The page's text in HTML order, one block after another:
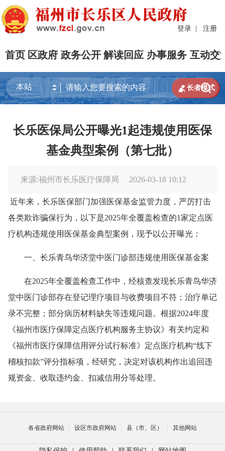
登录 | 注册
首页 区政府 政务公开 解读回应 办事服务 互动交

 长者模式
长乐医保局公开曝光1起违规使用医保
基金典型案例（第七批）
来源:福州市长乐医疗保障局 2026-03-18 10:12
近年来，长乐医保部门加强医保基金监管力度，严厉打击
各类欺诈骗保行为，以下是2025年全覆盖检查的1家定点医
疗机构违规使用医保基金典型案例，现予以公开曝光：
一、长乐青鸟华济堂中医门诊部违规使用医保基金案
在2025年全覆盖检查工作中，经核查发现长乐青鸟华济
堂中医门诊部存在登记理疗项目与收费项目不符；治疗单记
录不完整；部分病历材料缺失等违规问题。根据2024年度
《福州市医疗保障定点医疗机构服务主协议》有关约定和
《福州市医疗保障信用评分试行标准》定点医疗机构“线下
稽核扣款”评分指标项，经研究，决定对该机构作出追回违
规资金、收取违约金、扣减信用分等处理。
各省政府网站 设区市政府网站 县（市、区） 其他网站